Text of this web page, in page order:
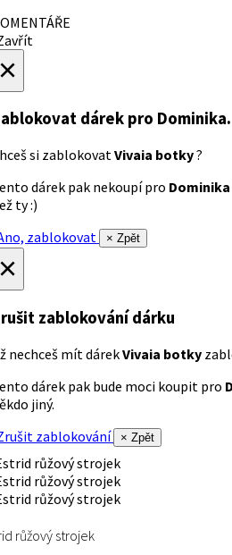
dárek pro
si zablokovatVivaia botky?
dárek pak nekoupí pro
ty :)
zablokovat
× Zpět
zablokování dárku
nechceš mít dárekVivaia botky
dárek pak bude moci koupit pro
jiný.
zablokování
× Zpět
růžový strojek